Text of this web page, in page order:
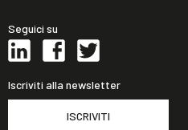
Seguici su
Iscriviti alla newsletter
ISCRIVITI